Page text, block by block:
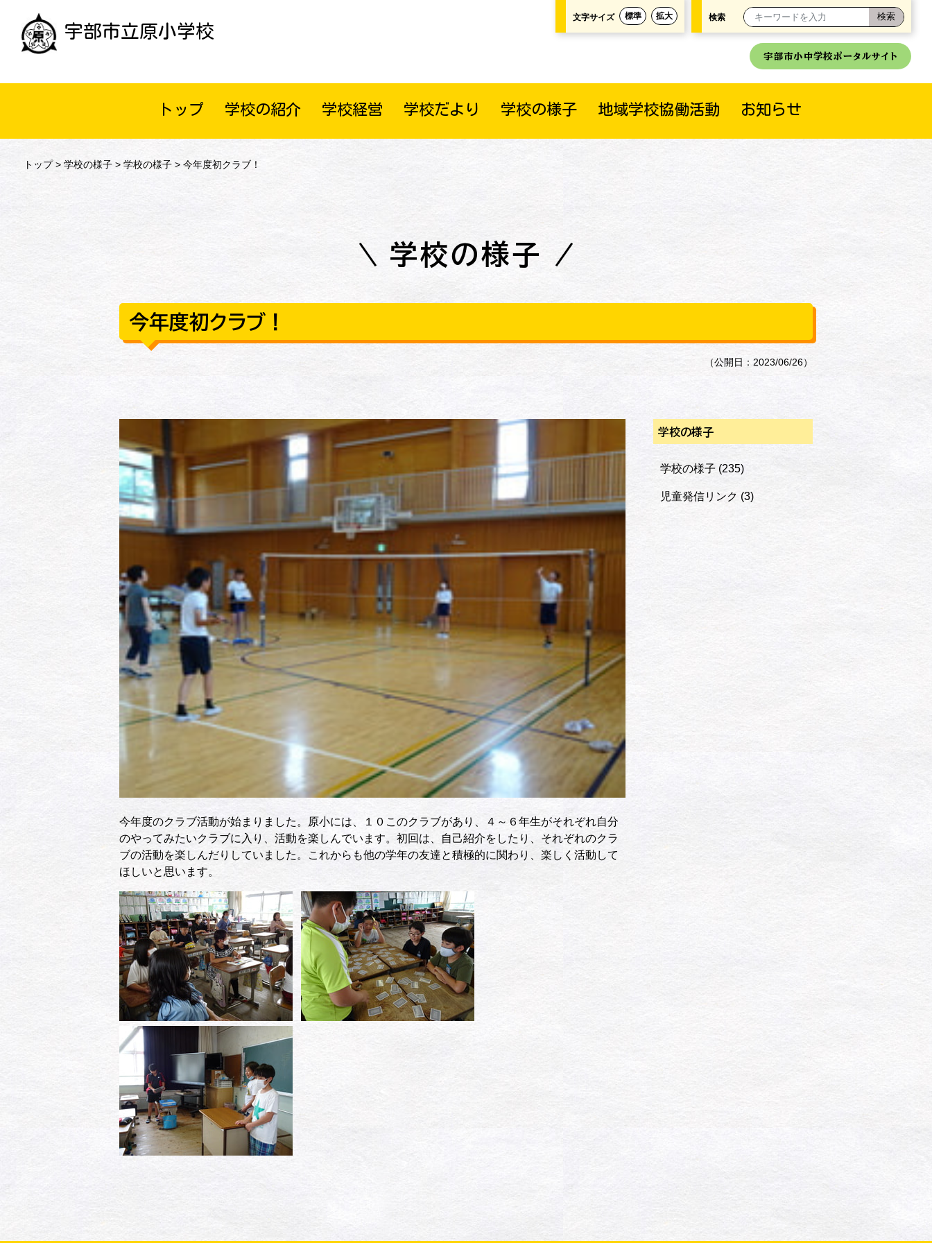
宇部市立原小学校
文字サイズ 標準 拡大 検索
宇部市小中学校ポータルサイト
トップ 学校の紹介 学校経営 学校だより 学校の様子 地域学校協働活動 お知らせ
トップ> 学校の様子> 学校の様子> 今年度初クラブ！
学校の様子
今年度初クラブ！
（公開日：2023/06/26）
今年度のクラブ活動が始まりました。原小には、１０このクラブがあり、４～６年生がそれぞれ自分
のやってみたいクラブに入り、活動を楽しんでいます。初回は、自己紹介をしたり、それぞれのクラ
ブの活動を楽しんだりしていました。これからも他の学年の友達と積極的に関わり、楽しく活動して
ほしいと思います。
学校の様子
学校の様子 (235)
児童発信リンク (3)